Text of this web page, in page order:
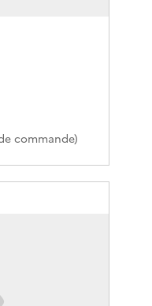
commande)